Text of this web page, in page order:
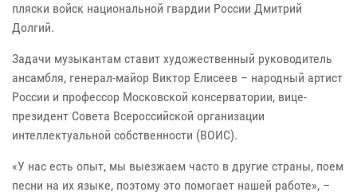
пляски войск национальной гвардии России Дмитрий
Долгий.
Задачи музыкантам ставит художественный руководитель
ансамбля, генерал-майор Виктор Елисеев – народный артист
России и профессор Московской консерватории, вице-
президент Совета Всероссийской организации
интеллектуальной собственности (ВОИС).
«У нас есть опыт, мы выезжаем часто в другие страны, поем
песни на их языке, поэтому это помогает нашей работе», –